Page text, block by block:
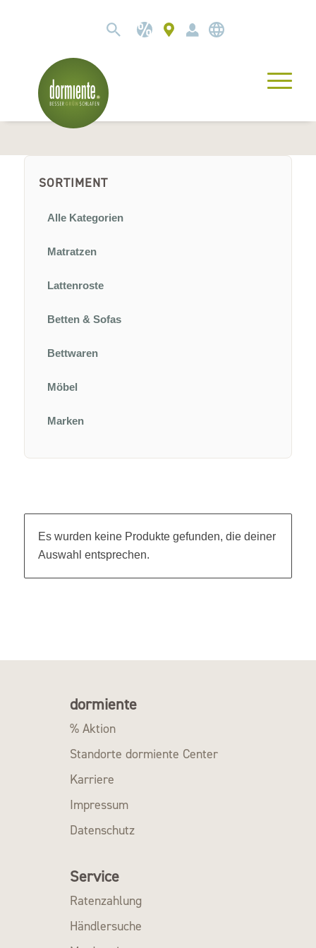
SORTIMENT
Alle Kategorien
Matratzen
Lattenroste
Betten & Sofas
Bettwaren
Möbel
Marken
Es wurden keine Produkte gefunden, die deiner
Auswahl entsprechen.
dormiente
% Aktion
Standorte dormiente Center
Karriere
Impressum
Datenschutz
Service
Ratenzahlung
Händlersuche